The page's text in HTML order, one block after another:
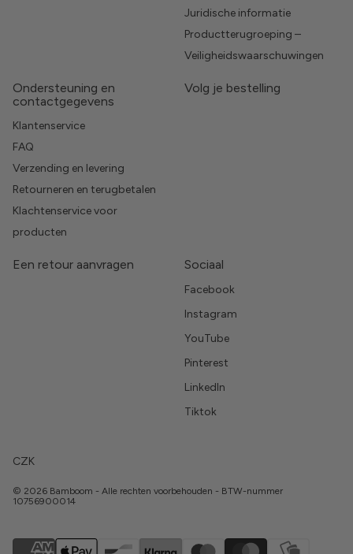
Juridische informatie
Productterugroeping –
Veiligheidswaarschuwingen
Ondersteuning en
contactgegevens
Klantenservice
FAQ
Verzending en levering
Retourneren en terugbetalen
Klachtenservice voor
producten
Volg je bestelling
Een retour aanvragen Sociaal
Facebook
Instagram
YouTube
Pinterest
LinkedIn
Tiktok
CZK
© 2026 Bamboom - Alle rechten voorbehouden - BTW-nummer
10756900014